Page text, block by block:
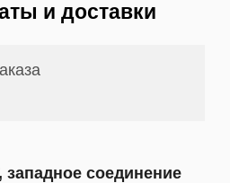
и доставки
соединение